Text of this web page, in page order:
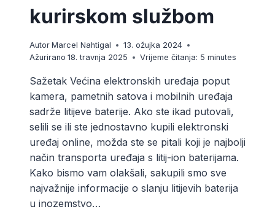
kurirskom službom
Autor Marcel Nahtigal
13. ožujka 2024
Ažurirano 18. travnja 2025 Vrijeme čitanja: 5minutes
Sažetak Većina elektronskih uređaja poput
kamera, pametnih satova i mobilnih uređaja
sadrže litijeve baterije. Ako ste ikad putovali,
selili se ili ste jednostavno kupili elektronski
uređaj online, možda ste se pitali koji je najbolji
način transporta uređaja s litij-ion baterijama.
Kako bismo vam olakšali, sakupili smo sve
najvažnije informacije o slanju litijevih baterija
u inozemstvo…